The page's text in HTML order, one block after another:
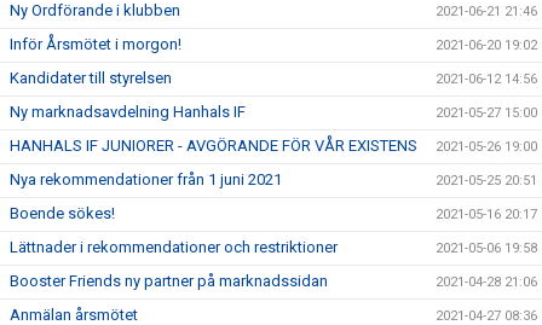
Ny Ordförande i klubben 2021-06-21 21:46
Inför Årsmötet i morgon! 2021-06-20 19:02
Kandidater till styrelsen 2021-06-12 14:56
Ny marknadsavdelning Hanhals IF 2021-05-27 15:00
HANHALS IF JUNIORER - AVGÖRANDE FÖR VÅR EXISTENS 2021-05-26 19:00
Nya rekommendationer från 1 juni 2021 2021-05-25 20:51
Boende sökes! 2021-05-16 20:17
Lättnader i rekommendationer och restriktioner 2021-05-06 19:58
Booster Friends ny partner på marknadssidan 2021-04-28 21:06
Anmälan årsmötet 2021-04-27 08:36